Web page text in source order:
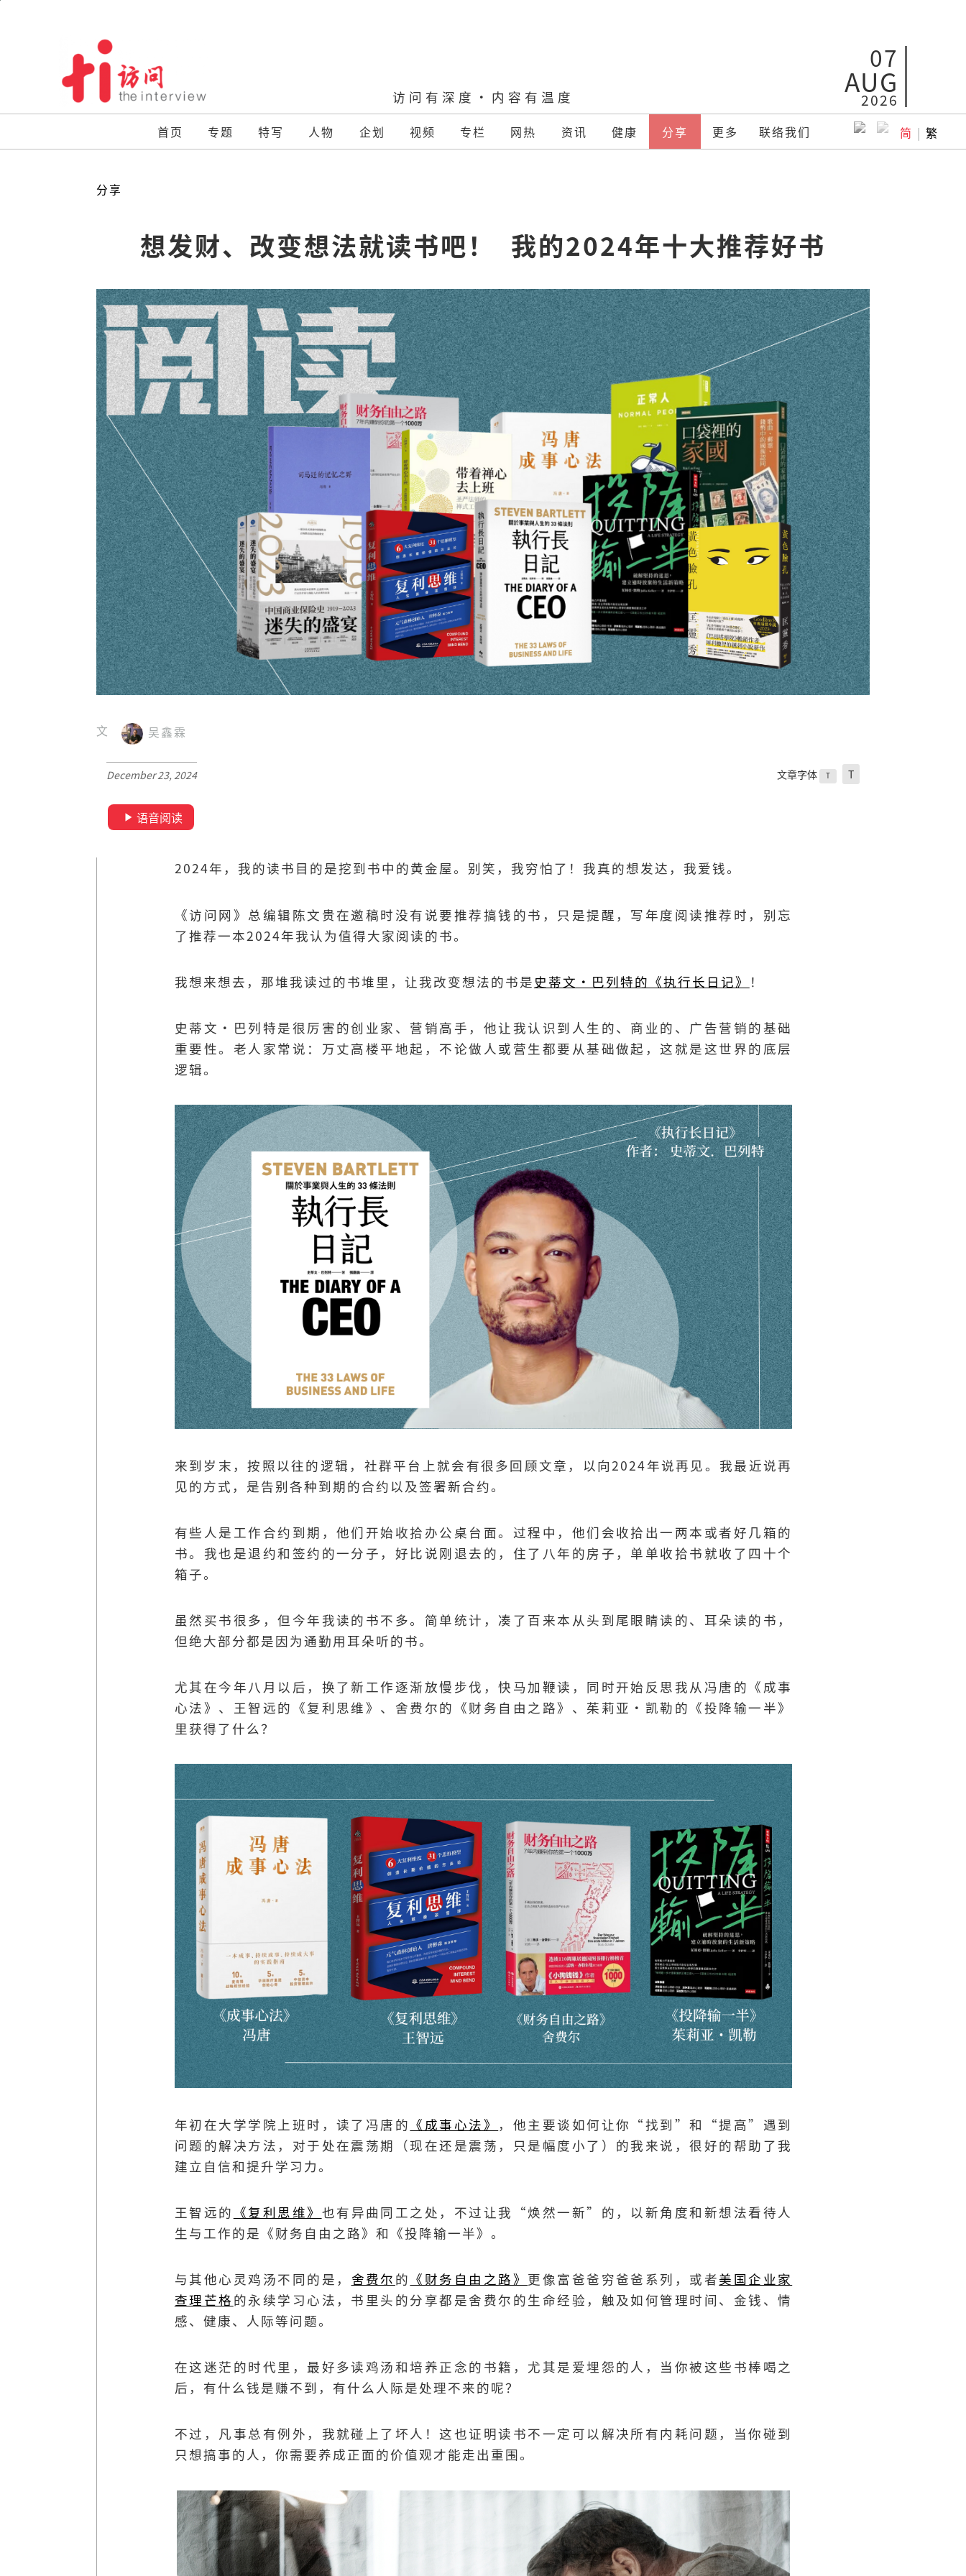
访问有深度·内容有温度
07
AUG
2026
首页 专题 特写 人物 企划 视频 专栏 网热 资讯 健康 分享 更多 联络我们 简 | 繁
分享
想发财、改变想法就读书吧！  我的2024年十大推荐好书
文 吴鑫霖
December 23, 2024 文章字体 T T
语音阅读
2024年，我的读书目的是挖到书中的黄金屋。别笑，我穷怕了！我真的想发达，我爱钱。
《访问网》总编辑陈文贵在邀稿时没有说要推荐搞钱的书，只是提醒，写年度阅读推荐时，别忘
了推荐一本2024年我认为值得大家阅读的书。
我想来想去，那堆我读过的书堆里，让我改变想法的书是 史蒂文・巴列特的《执行长日记》 ！
史蒂文・巴列特是很厉害的创业家、营销高手，他让我认识到人生的、商业的、广告营销的基础
重要性。老人家常说：万丈高楼平地起，不论做人或营生都要从基础做起，这就是这世界的底层
逻辑。
来到岁末，按照以往的逻辑，社群平台上就会有很多回顾文章，以向2024年说再见。我最近说再
见的方式，是告别各种到期的合约以及签署新合约。
有些人是工作合约到期，他们开始收拾办公桌台面。过程中，他们会收拾出一两本或者好几箱的
书。我也是退约和签约的一分子，好比说刚退去的，住了八年的房子，单单收拾书就收了四十个
箱子。
虽然买书很多，但今年我读的书不多。简单统计，凑了百来本从头到尾眼睛读的、耳朵读的书，
但绝大部分都是因为通勤用耳朵听的书。
尤其在今年八月以后，换了新工作逐渐放慢步伐，快马加鞭读，同时开始反思我从冯唐的《成事
心法》、王智远的《复利思维》、舍费尔的《财务自由之路》、茱莉亚・凯勒的《投降输一半》
里获得了什么？
年初在大学学院上班时，读了冯唐的 《成事心法》 ，他主要谈如何让你“找到”和“提高”遇到
问题的解决方法，对于处在震荡期（现在还是震荡，只是幅度小了）的我来说，很好的帮助了我
建立自信和提升学习力。
王智远的 《复利思维》 也有异曲同工之处，不过让我“焕然一新”的，以新角度和新想法看待人
生与工作的是《财务自由之路》和《投降输一半》。
与其他心灵鸡汤不同的是， 舍费尔 的 《财务自由之路》 更像富爸爸穷爸爸系列，或者美国企业家
查理芒格 的永续学习心法，书里头的分享都是舍费尔的生命经验，触及如何管理时间、金钱、情
感、健康、人际等问题。
在这迷茫的时代里，最好多读鸡汤和培养正念的书籍，尤其是爱埋怨的人，当你被这些书棒喝之
后，有什么钱是赚不到，有什么人际是处理不来的呢？
不过，凡事总有例外，我就碰上了坏人！这也证明读书不一定可以解决所有内耗问题，当你碰到
只想搞事的人，你需要养成正面的价值观才能走出重围。